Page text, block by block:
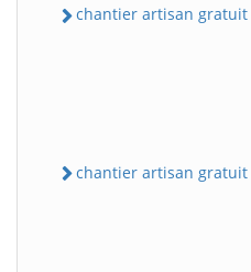
chantier artisan gratuit
chantier artisan gratuit